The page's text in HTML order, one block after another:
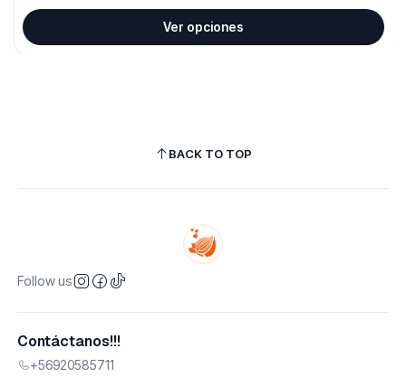
Ver opciones
BACK TO TOP
Follow us
Contáctanos!!!
+56920585711